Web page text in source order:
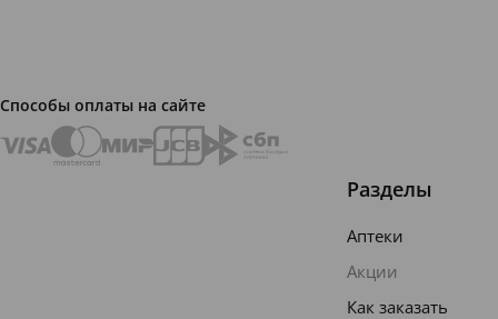
Способы оплаты на сайте
Разделы
Аптеки
Акции
Как заказать